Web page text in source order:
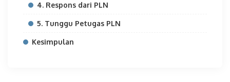
4. Respons dari PLN
5. Tunggu Petugas PLN
Kesimpulan